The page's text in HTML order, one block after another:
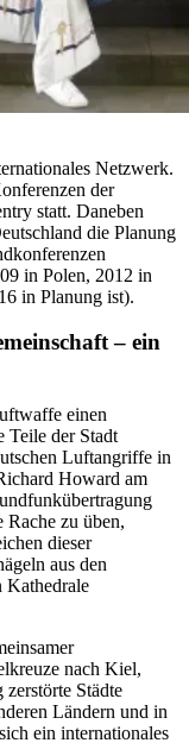
Netzwerk.
der
statt. Daneben
die Planung
in Polen, 2012 in
in Planung ist).
– ein
einen
Teile der Stadt
Luftangriffe in
Howard am
Rache zu üben,
dieser
aus den
Kathedrale
nach Kiel,
Städte
Ländern und in
ein internationales